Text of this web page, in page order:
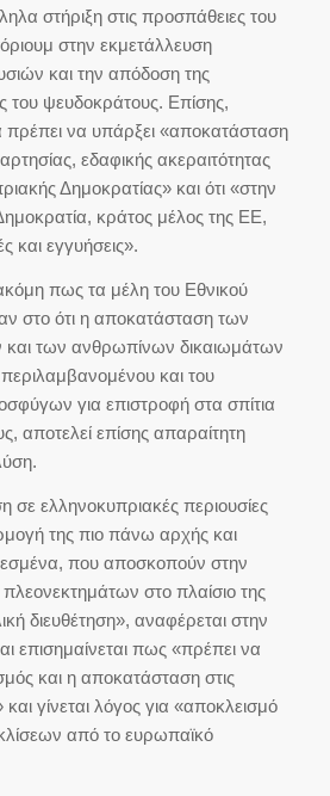
στήριξη στις προσπάθειες του
στην εκμετάλλευση
και την απόδοση της
του ψευδοκράτους. Επίσης,
πρέπει να υπάρξει «αποκατάσταση
εδαφικής ακεραιτότητας
Δημοκρατίας» και ότι «στην
κράτος μέλος της ΕΕ,
και εγγυήσεις».
πως τα μέλη του Εθνικού
στο ότι η αποκατάσταση των
και των ανθρωπίνων δικαιωμάτων
και του
για επιστροφή στα σπίτια
αποτελεί επίσης απαραίτητη
ελληνοκυπριακές περιουσίες
της πιο πάνω αρχής και
που αποσκοπούν στην
στο πλαίσιο της
διευθέτηση», αναφέρεται στην
επισημαίνεται πως «πρέπει να
και η αποκατάσταση στις
και γίνεται λόγος για «αποκλεισμό
από το ευρωπαϊκό